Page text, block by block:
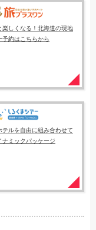
楽しくなる！北海道の現地
予約はこちらから
テルを自由に組み合わせて
ナミックパッケージ